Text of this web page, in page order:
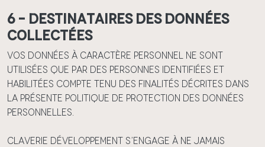
6 – Destinataires des données
collectées
Vos données à caractère personnel ne sont
utilisées que par des personnes identifiées et
habilitées compte tenu des finalités décrites dans
la présente politique de protection des données
personnelles.
Claverie Développement s’engage à ne jamais